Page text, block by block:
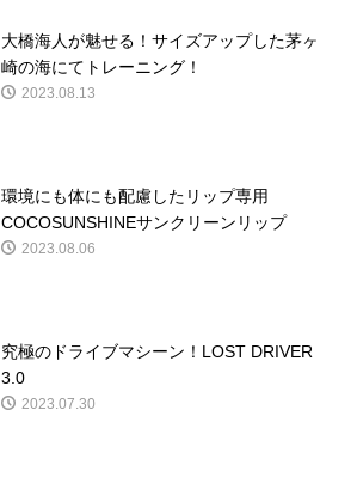
大橋海人が魅せる！サイズアップした茅ヶ
崎の海にてトレーニング！
2023.08.13
環境にも体にも配慮したリップ専用
COCOSUNSHINEサンクリーンリップ
2023.08.06
究極のドライブマシーン！LOST DRIVER
3.0
2023.07.30